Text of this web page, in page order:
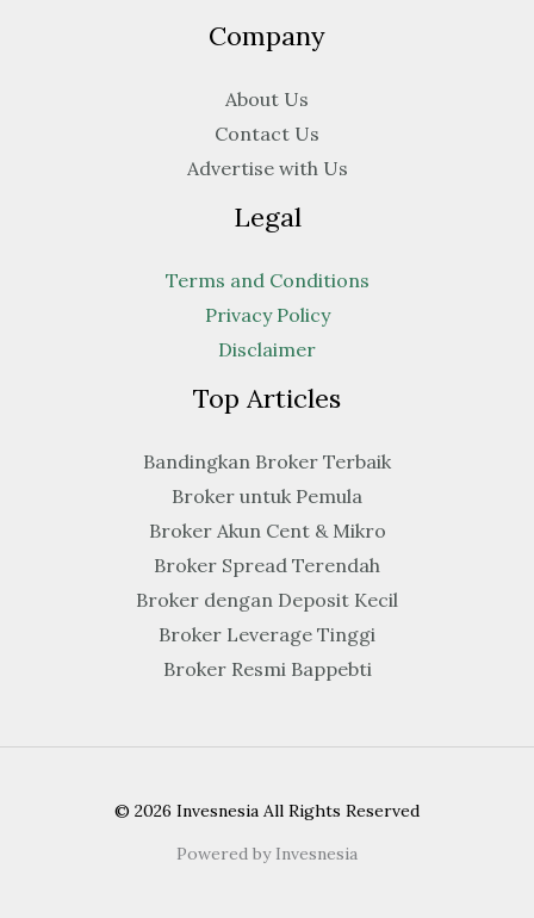
Company
About Us
Contact Us
Advertise with Us
Legal
Terms and Conditions
Privacy Policy
Disclaimer
Top Articles
Bandingkan Broker Terbaik
Broker untuk Pemula
Broker Akun Cent & Mikro
Broker Spread Terendah
Broker dengan Deposit Kecil
Broker Leverage Tinggi
Broker Resmi Bappebti
© 2026 Invesnesia All Rights Reserved
Powered by Invesnesia